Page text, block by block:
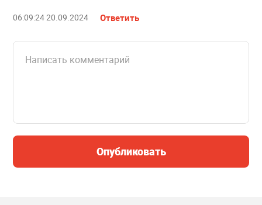
06:09:24 20.09.2024 Ответить
Опубликовать